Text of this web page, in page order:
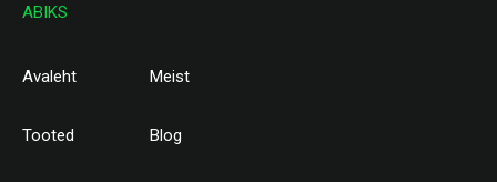
ABIKS
Avaleht Meist
Tooted Blog